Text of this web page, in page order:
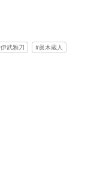
伊武雅刀
眞木蔵人